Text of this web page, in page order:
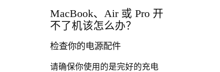
MacBook、Air 或 Pro 开
不了机该怎么办？
检查你的电源配件
请确保你使用的是完好的充电